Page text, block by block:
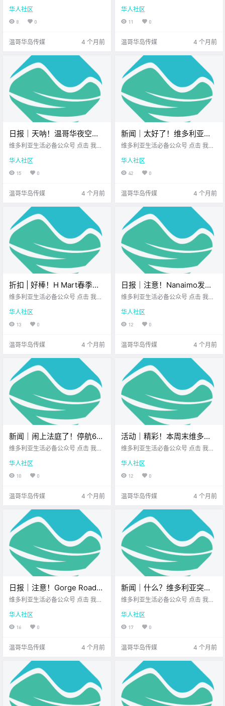
空玻璃魔方来袭！
想一直在你身边 大家周三好呀~ 忙
碌的一周已经过半 是时候停下来喝
华人社区
8 0
温哥华岛传媒 4 个月前
想一直在你身边 这周末就是 3月8日
国际妇女节了 维多利亚本地的 活动
华人社区
11 0
温哥华岛传媒 4 个月前
日报｜天呐！温哥华夜空传
来巨响，原来是一颗火流
谋杀！
维多利亚生活必备公众号 点击 我在
想一直在你身边 公元2026年3月4
日 农历1月16日 星期三 双鱼座 <
华人社区
15 0
温哥华岛传媒 4 个月前
新闻｜太好了！维多利亚将
新开韩式烤肉新店，首周预
鲱鱼产卵奇观！
维多利亚生活必备公众号 点击 我在
一直在你身边 大家周四好呀！ 忙碌
的一周已经过大半 坚持住，周末就
华人社区
42 0
温哥华岛传媒 4 个月前
折扣 | 好棒！H Mart春季优
惠来袭！Walmart、
价不断！
维多利亚生活必备公众号 点击 我在
一直在你身边 每周折扣时间到！ 博
主特意为 大家精选了 维多利亚各大
华人社区
13 0
温哥华岛传媒 4 个月前
日报｜注意！Nanaimo发生
持刀伤人案！维多利亚酒店
维多利亚生活必备公众号 点击 我在
华人社区
12 0
温哥华岛传媒 4 个月前
新闻｜闹上法庭了！停航6年
的Sidney跨国轮渡到底什么
提前解锁WorkBC就业服务
啦！
维多利亚生活必备公众号 点击 我在
一直在你身边 大家周五好呀~ 忙碌
了一周 终于迎来轻松的周末前奏 在
华人社区
10 0
温哥华岛传媒 4 个月前
活动｜精彩！本周末维多利
亚有种子集市、二手书特
座、绘画派对、经典电影放
映！
维多利亚生活必备公众号 点击 我在
一直在你身边 维多利亚的朋友们 还
没想好接下来 两天去哪儿浪？ 这个
华人社区
12 0
温哥华岛传媒 4 个月前
日报｜注意！Gorge Road
East西行车道将关闭四周！
岛海域救人殉职！
维多利亚生活必备公众号 点击 我在
一直在你身边 公元2026年3月6日
农历1月18日 星期五 双鱼座 < 今日
华人社区
16 0
温哥华岛传媒 4 个月前
新闻｜什么？维多利亚突降
春雪！2026全球护照排名出
182国！
维多利亚生活必备公众号 点击 我在
一直在你身边 大家周一好呀~ 新的
一周又开始啦 希望你能元气满满地
华人社区
17 0
温哥华岛传媒 4 个月前